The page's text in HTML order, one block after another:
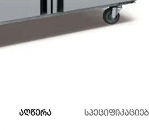
აღწერა